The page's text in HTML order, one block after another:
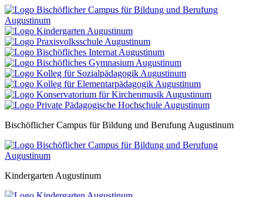
Bischöflicher Campus für Bildung und Berufung Augustinum
Kindergarten Augustinum